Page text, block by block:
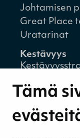
Tämä
Johtamisen
Great Place
Uratarinat
Kestävyys
hyvinvointi